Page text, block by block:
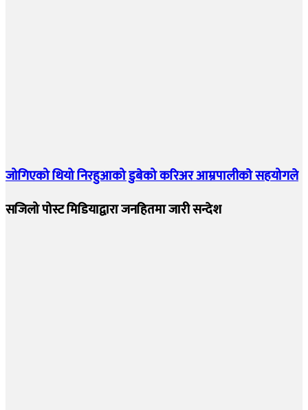
जोगिएको थियो निरहुआको डुबेको करिअर आम्रपालीकाे सहयोगले
सजिलो पोस्ट मिडियाद्वारा जनहितमा जारी सन्देश